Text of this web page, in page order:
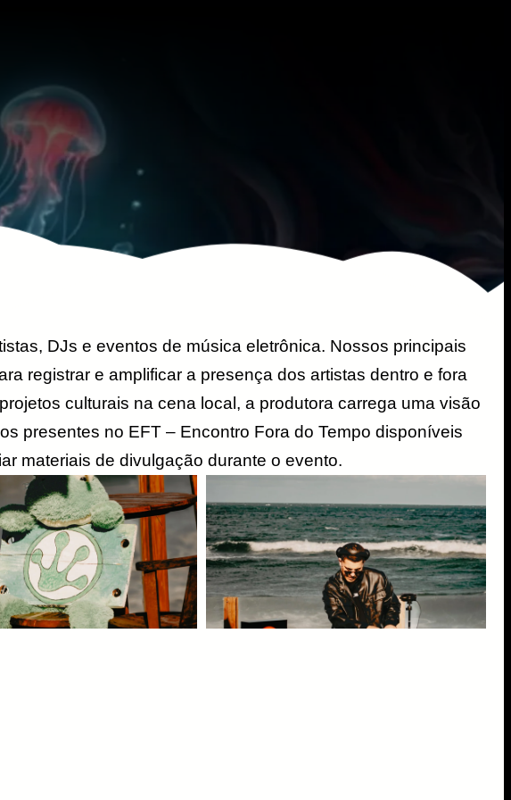
DJs e eventos de música eletrônica. Nossos principais
registrar e amplificar a presença dos artistas dentro e fora
culturais na cena local, a produtora carrega uma visão
presentes no EFT – Encontro Fora do Tempo disponíveis
materiais de divulgação durante o evento.